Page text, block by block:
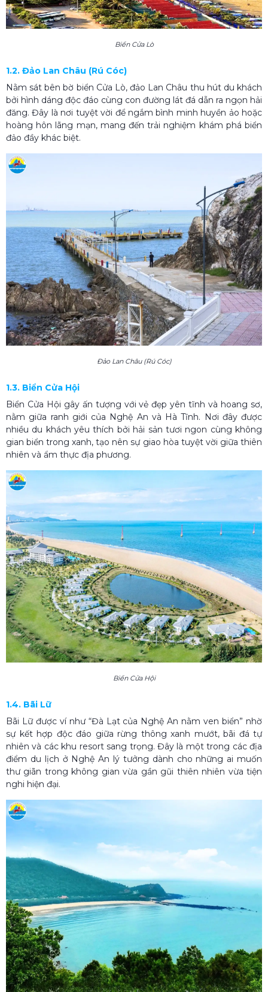
Biển Cửa Lò
1.2. Đảo Lan Châu (Rú Cóc)
Nằm sát bên bờ biển Cửa Lò, đảo Lan Châu thu hút du khách
bởi hình dáng độc đáo cùng con đường lát đá dẫn ra ngọn hải
đăng. Đây là nơi tuyệt vời để ngắm bình minh huyền ảo hoặc
hoàng hôn lãng mạn, mang đến trải nghiệm khám phá biển
đảo đầy khác biệt.
Đảo Lan Châu (Rú Cóc)
1.3. Biển Cửa Hội
Biển Cửa Hội gây ấn tượng với vẻ đẹp yên tĩnh và hoang sơ,
nằm giữa ranh giới của Nghệ An và Hà Tĩnh. Nơi đây được
nhiều du khách yêu thích bởi hải sản tươi ngon cùng không
gian biển trong xanh, tạo nên sự giao hòa tuyệt vời giữa thiên
nhiên và ẩm thực địa phương.
Biển Cửa Hội
1.4. Bãi Lữ
Bãi Lữ được ví như “Đà Lạt của Nghệ An nằm ven biển” nhờ
sự kết hợp độc đáo giữa rừng thông xanh mướt, bãi đá tự
nhiên và các khu resort sang trọng. Đây là một trong các địa
điểm du lịch ở Nghệ An lý tưởng dành cho những ai muốn
thư giãn trong không gian vừa gần gũi thiên nhiên vừa tiện
nghi hiện đại.